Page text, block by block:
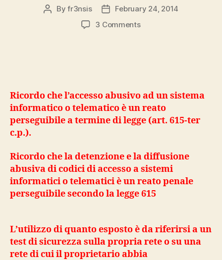
PostByfr3nsis
Post
date
February 24, 2014
3 Commentson
Ricordo che l’accesso abusivo ad un sistema
informatico o telematico è un reato
perseguibile a termine di legge (art. 615-ter
c.p.).
Ricordo che la detenzione e la diffusione
abusiva di codici di accesso a sistemi
informatici o telematici è un reato penale
perseguibile secondo la legge 615
L’utilizzo di quanto esposto è da riferirsi a un
test di sicurezza sulla propria rete o su una
rete di cui il proprietario abbia